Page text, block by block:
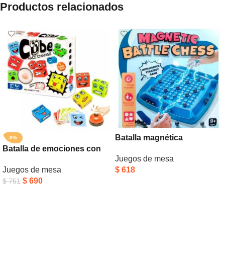
Productos relacionados
-8%
Batalla de emociones con
Juegos de mesa
$751 $ 690
Batalla magnética
Juegos de mesa
$ 618